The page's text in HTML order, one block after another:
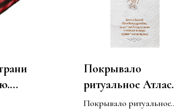
Покрывало
ритуальное Атлас
стеганное вышивка
Покрывало ритуальное